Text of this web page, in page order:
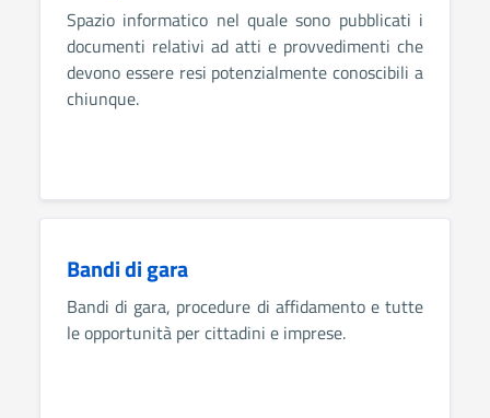
Spazio informatico nel quale sono pubblicati i
documenti relativi ad atti e provvedimenti che
devono essere resi potenzialmente conoscibili a
chiunque.
Bandi di gara
Bandi di gara, procedure di affidamento e tutte
le opportunità per cittadini e imprese.